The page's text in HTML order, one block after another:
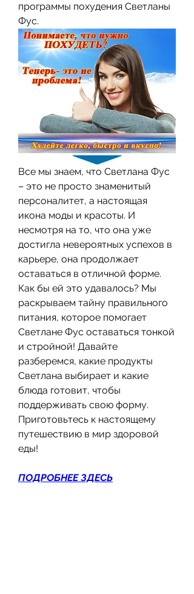
программы похудения Светланы
Фус.
Все мы знаем, что Светлана Фус
– это не просто знаменитый
персоналитет, а настоящая
икона моды и красоты. И
несмотря на то, что она уже
достигла невероятных успехов в
карьере, она продолжает
оставаться в отличной форме.
Как бы ей это удавалось? Мы
раскрываем тайну правильного
питания, которое помогает
Светлане Фус оставаться тонкой
и стройной! Давайте
разберемся, какие продукты
Светлана выбирает и какие
блюда готовит, чтобы
поддерживать свою форму.
Приготовьтесь к настоящему
путешествию в мир здоровой
еды!
ПОДРОБНЕЕ ЗДЕСЬ